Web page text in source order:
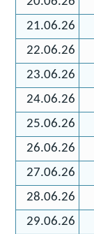
21.06.26
22.06.26
23.06.26
24.06.26
25.06.26
26.06.26
27.06.26
28.06.26
29.06.26